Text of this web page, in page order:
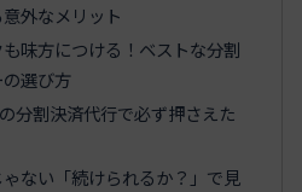
外なメリット
味方につける！ベストな分割
選び方
分割決済代行で必ず押さえた
ない「続けられるか？」で見